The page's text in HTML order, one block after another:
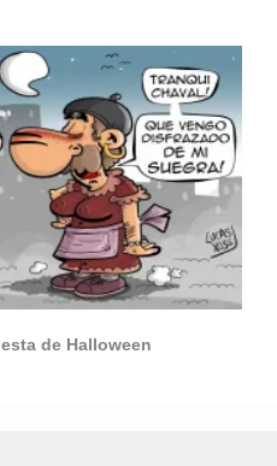
de Halloween